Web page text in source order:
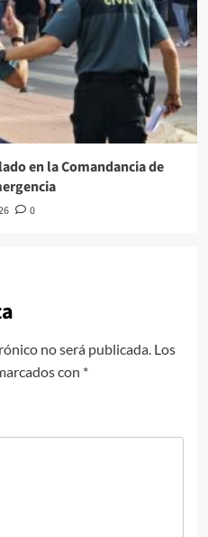
en la Comandancia de
0
no será publicada. Los
con *